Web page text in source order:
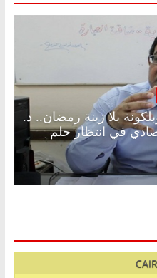
بلا زينة رمضان.. د.
في انتظار حلم